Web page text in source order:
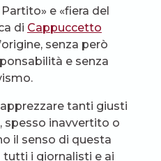
e «fiera del
di Cappuccetto
senza però
e senza
tanti giusti
spesso inavvertito o
il senso di questa
i giornalisti e ai